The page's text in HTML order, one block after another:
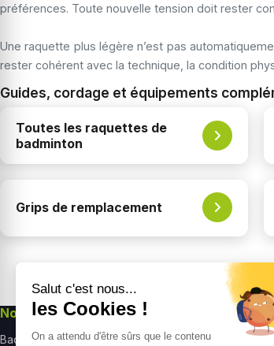
préférences. Toute nouvelle tension doit rester
Une raquette plus légère n’est pas
rester cohérent avec la technique, la condition
Guides, cordage et équipements
Toutes les raquettes de
badminton
Grips de remplacement
Nos univers
Badminton
Nos produits
Raquettes badminton